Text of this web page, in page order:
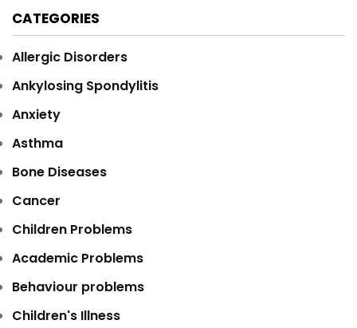
CATEGORIES
Allergic Disorders
Ankylosing Spondylitis
Anxiety
Asthma
Bone Diseases
Cancer
Children Problems
Academic Problems
Behaviour problems
Children's Illness